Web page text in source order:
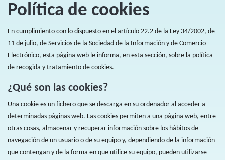
Política de cookies
En cumplimiento con lo dispuesto en el artículo 22.2 de la Ley 34/2002, de
11 de julio, de Servicios de la Sociedad de la Información y de Comercio
Electrónico, esta página web le informa, en esta sección, sobre la política
de recogida y tratamiento de cookies.
¿Qué son las cookies?
Una cookie es un fichero que se descarga en su ordenador al acceder a
determinadas páginas web. Las cookies permiten a una página web, entre
otras cosas, almacenar y recuperar información sobre los hábitos de
navegación de un usuario o de su equipo y, dependiendo de la información
que contengan y de la forma en que utilice su equipo, pueden utilizarse